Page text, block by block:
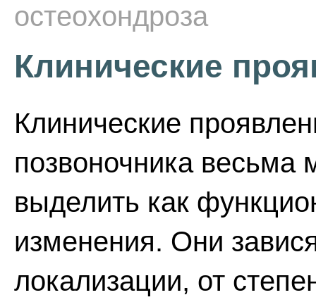
остеохондроза
Клинические
Клинические
позвоночника
выделить как
изменения. Они
локализации, от